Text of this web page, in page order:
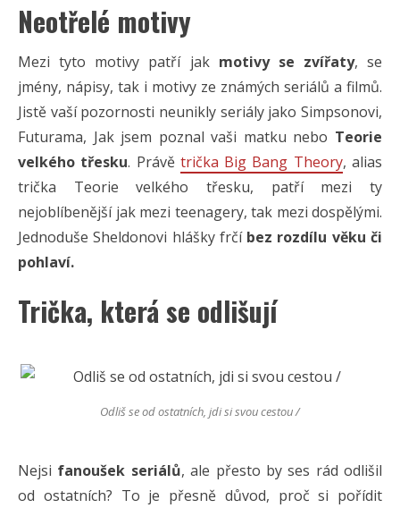
Neotřelé motivy
Mezi tyto motivy patří jak motivy se zvířaty, se
jmény, nápisy, tak i motivy ze známých seriálů a filmů.
Jistě vaší pozornosti neunikly seriály jako Simpsonovi,
Futurama, Jak jsem poznal vaši matku nebo Teorie
velkého třesku. Právě trička Big Bang Theory, alias
trička Teorie velkého třesku, patří mezi ty
nejoblíbenější jak mezi teenagery, tak mezi dospělými.
Jednoduše Sheldonovi hlášky frčí bez rozdílu věku či
pohlaví.
Trička, která se odlišují
Odliš se od ostatních, jdi si svou cestou /
Nejsi fanoušek seriálů, ale přesto by ses rád odlišil
od ostatních? To je přesně důvod, proč si pořídit